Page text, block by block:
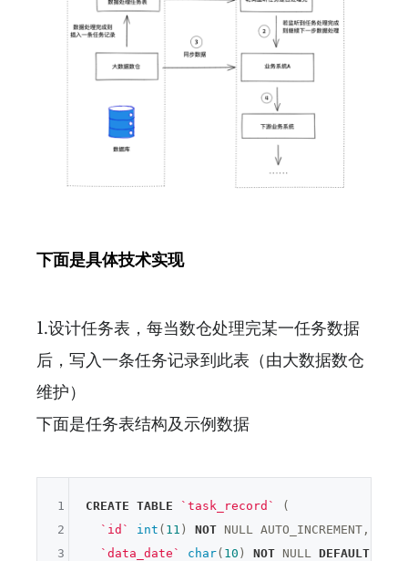
下面是具体技术实现
1.设计任务表，每当数仓处理完某一任务数据
后，写入一条任务记录到此表（由大数据数仓
维护）
下面是任务表结构及示例数据
CREATE TABLE `task_record`
(
`id`
int ( 11 ) NOT NULL
AUTO_INCREMENT,
`data_date`
char( 10 ) NOT NULL DEFAULT
1
2
3